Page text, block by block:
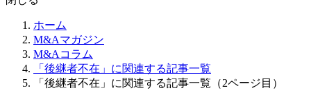
ホーム
M&Aマガジン
M&Aコラム
「後継者不在」に関連する記事一覧
「後継者不在」に関連する記事一覧（2ページ目）